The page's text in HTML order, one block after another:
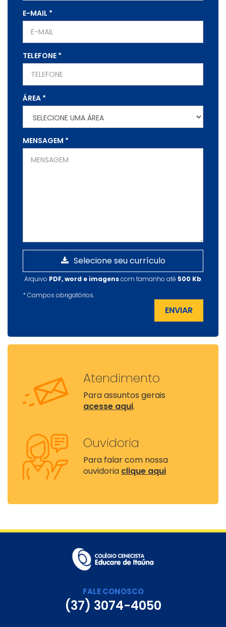
E-MAIL *
TELEFONE *
ÁREA *
MENSAGEM *
Selecione seu currículo
Arquivo PDF, word e imagenscom tamanho até 500 Kb.
*Campos obrigatórios.
ENVIAR
Atendimento
Para assuntos gerais
acesse aqui.
Ouvidoria
Para falar com nossa
ouvidoria clique aqui
FALE CONOSCO
(37) 3074-4050